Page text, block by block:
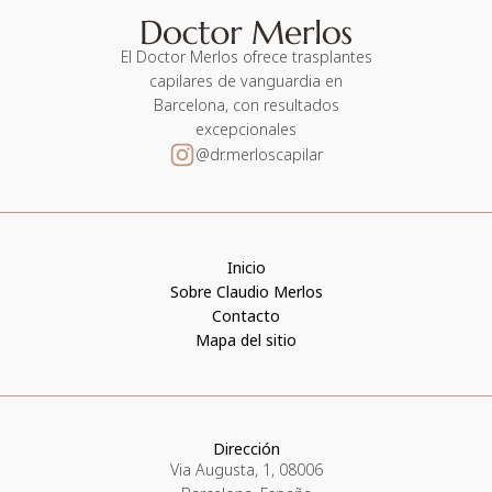
El Doctor Merlos ofrece trasplantes
capilares de vanguardia en
Barcelona, con resultados
excepcionales
@dr.merloscapilar
Inicio
Sobre Claudio Merlos
Contacto
Mapa del sitio
Dirección
Via Augusta, 1, 08006